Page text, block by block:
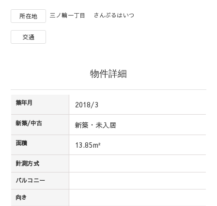
所在地 三ノ輪一丁目 さんぷるはいつ
交通
物件詳細
築年月 2018/3
新築/中古 新築・未入居
面積 13.85m²
計測方式
バルコニー
向き